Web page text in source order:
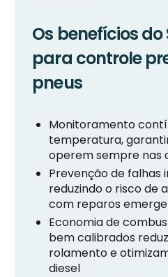
Os benefícios do
para controle
pneus
Monitoramento
temperatura,
operem sempre nas
Prevenção de falhas
reduzindo o risco de
com reparos
Economia de
bem calibrados
rolamento e
diesel